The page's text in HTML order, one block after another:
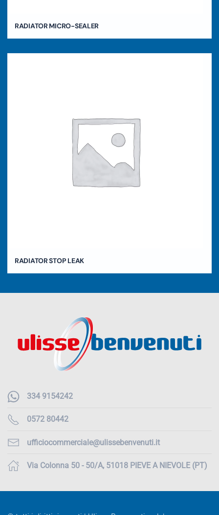
RADIATOR MICRO-SEALER
RADIATOR STOP LEAK
334 9154242
0572 80442
ufficiocommerciale@ulissebenvenuti.it
Via Colonna 50 - 50/A, 51018 PIEVE A NIEVOLE (PT)